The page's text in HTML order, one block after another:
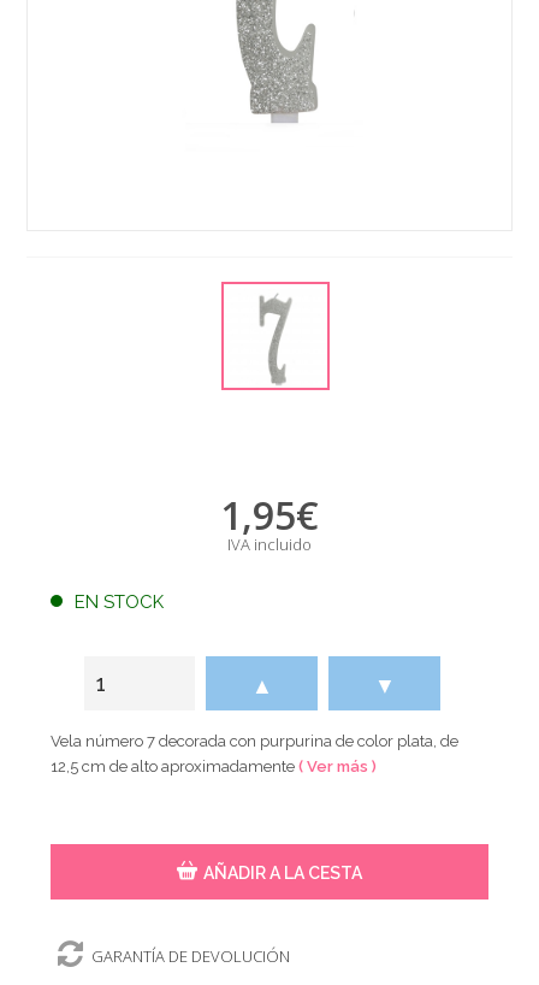
1,95€
IVA incluido
EN STOCK
▲ ▼
Vela número 7 decorada con purpurina de color plata, de
12,5 cm de alto aproximadamente( Ver más )
AÑADIR A LA CESTA
GARANTÍA DE DEVOLUCIÓN